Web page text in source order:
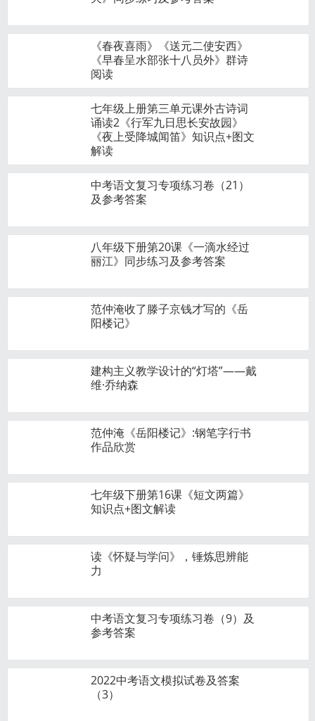
《春夜喜雨》《送元二使安西》
《早春呈水部张十八员外》群诗
阅读
七年级上册第三单元课外古诗词
诵读2《行军九日思长安故园》
《夜上受降城闻笛》知识点+图文
解读
中考语文复习专项练习卷（21）
及参考答案
八年级下册第20课《一滴水经过
丽江》同步练习及参考答案
范仲淹收了滕子京钱才写的《岳
阳楼记》
建构主义教学设计的“灯塔”——戴
维·乔纳森
范仲淹《岳阳楼记》:钢笔字行书
作品欣赏
七年级下册第16课《短文两篇》
知识点+图文解读
读《怀疑与学问》，锤炼思辨能
力
中考语文复习专项练习卷（9）及
参考答案
2022中考语文模拟试卷及答案
（3）